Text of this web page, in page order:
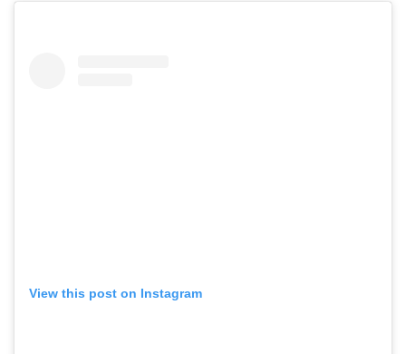
View this post on Instagram